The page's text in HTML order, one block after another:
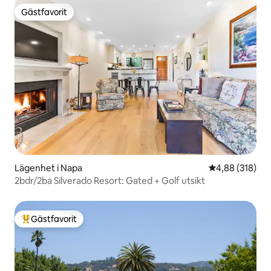
Gästfavorit
Gästfavorit
Lägenhet i Napa 4,88 av 5 i
4,88 (318)
2bdr/2ba Silverado Resort: Gated + Golf utsikt
Populär gästfavorit
Gästfavorit